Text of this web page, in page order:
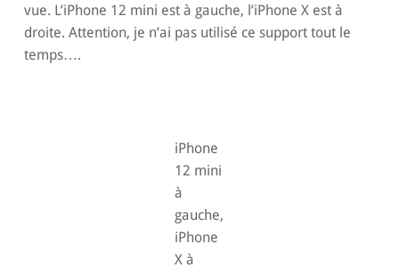
vue. L’iPhone 12 mini est à gauche, l’iPhone X est à
droite. Attention, je n’ai pas utilisé ce support tout le
temps….
iPhone
12 mini
à
gauche,
iPhone
X à